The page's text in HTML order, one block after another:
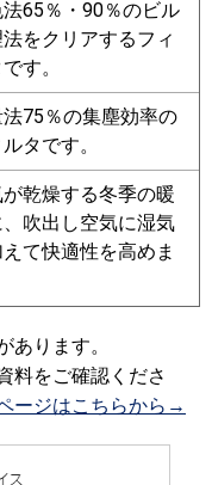
法65％・90％のビル
をクリアするフィ
す。
法75％の集塵効率の
タです。
が乾燥する冬季の暖
、吹出し空気に湿気
えて快適性を高めま
あります。
料をご確認くださ
ージはこちらから→